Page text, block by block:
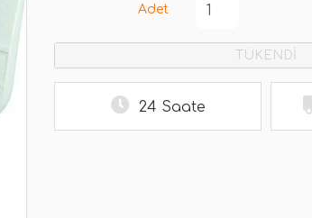
Adet
TÜKENDİ
24 Saate